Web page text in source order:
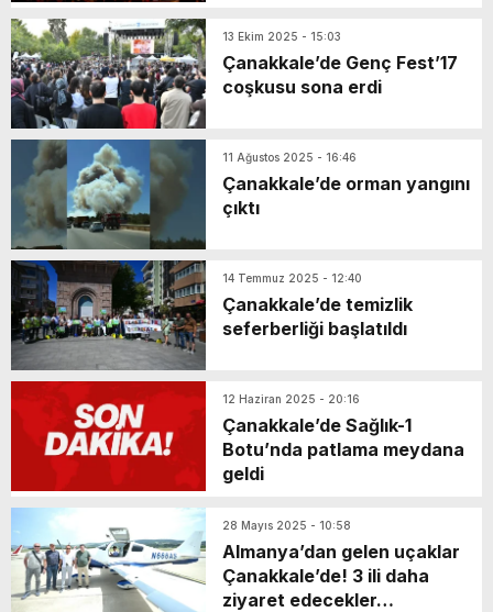
13 Ekim 2025 - 15:03
Çanakkale’de Genç Fest’17
coşkusu sona erdi
11 Ağustos 2025 - 16:46
Çanakkale’de orman yangını
çıktı
14 Temmuz 2025 - 12:40
Çanakkale’de temizlik
seferberliği başlatıldı
12 Haziran 2025 - 20:16
Çanakkale’de Sağlık-1
Botu’nda patlama meydana
geldi
28 Mayıs 2025 - 10:58
Almanya’dan gelen uçaklar
Çanakkale’de! 3 ili daha
ziyaret edecekler…